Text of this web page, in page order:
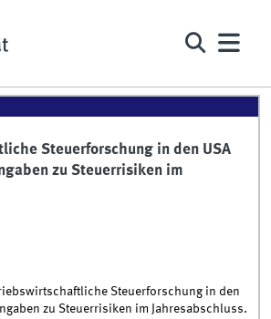
Steuerforschung in den USA
zu Steuerrisiken im
Steuerforschung in den
zu Steuerrisiken im Jahresabschluss.